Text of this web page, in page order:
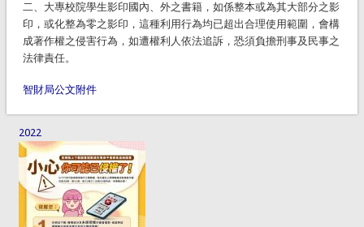
二、大專校院學生影印國內、外之書籍，如係整本或為其大部分之影
印，或化整為零之影印，這種利用行為均已超出合理使用範圍，會構
成著作權之侵害行為，如遭權利人依法追訴，恐須負擔刑事及民事之
法律責任。
智財局公文附件
2022